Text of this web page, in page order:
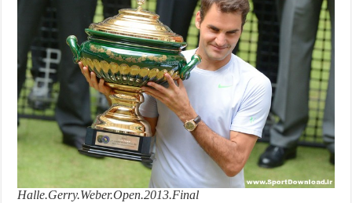
Halle.Gerry.Weber.Open.2013.Final